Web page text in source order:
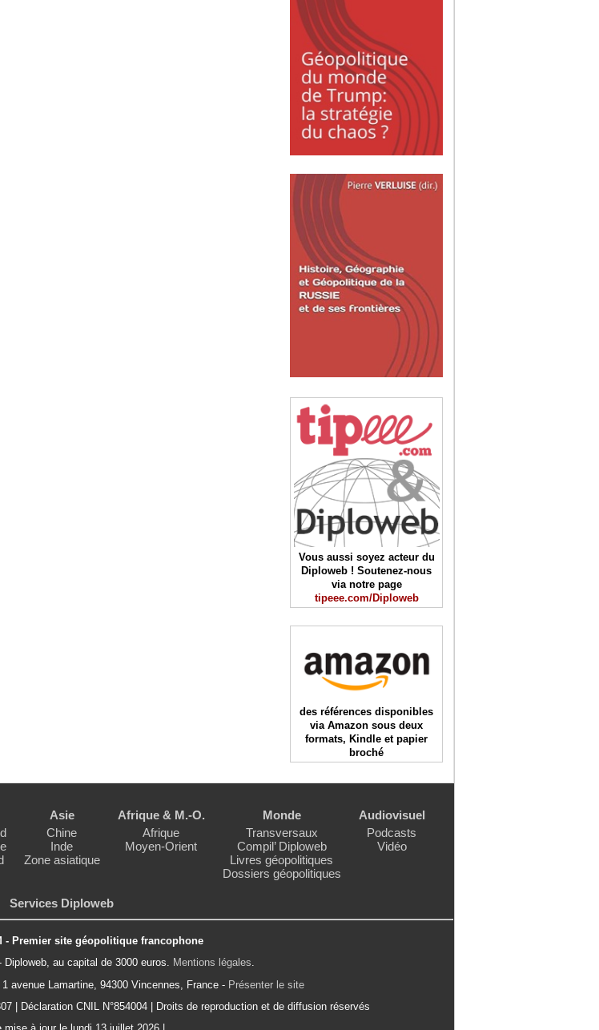
Vous aussi soyez acteur du
Diploweb ! Soutenez-nous
via notre page
tipeee.com/Diploweb
des références disponibles
via Amazon sous deux
formats, Kindle et papier
broché
Asie
Chine
Inde
Zone asiatique
Afrique & M.-O.
Afrique
Moyen-Orient
Monde
Transversaux
Compil’ Diploweb
Livres géopolitiques
Dossiers géopolitiques
Audiovisuel
Podcasts
Vidéo
Services Diploweb
- Premier site géopolitique francophone
au capital de 3000 euros. Mentions légales.
1 avenue Lamartine, 94300 Vincennes, France - Présenter le site
| Déclaration CNIL N°854004 | Droits de reproduction et de diffusion réservés